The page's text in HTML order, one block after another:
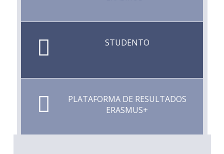
STUDENTO
PLATAFORMA DE RESULTADOS
ERASMUS+